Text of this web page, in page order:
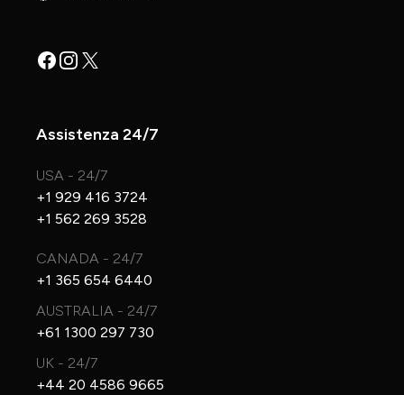
Facebook
Instagram
X
Assistenza 24/7
USA - 24/7
+1 929 416 3724
+1 562 269 3528
CANADA - 24/7
+1 365 654 6440
AUSTRALIA - 24/7
+61 1300 297 730
UK - 24/7
+44 20 4586 9665